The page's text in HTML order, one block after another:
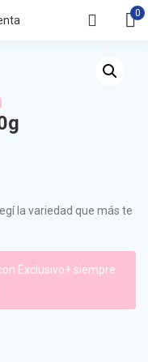
0
la variedad que más te
Exclusivo+ siempre